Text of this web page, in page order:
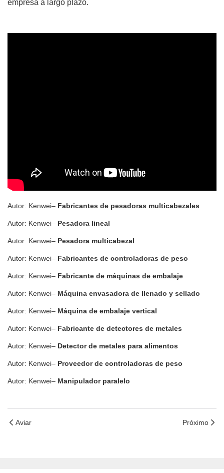
empresa a largo plazo.
Autor: Kenwei– Fabricantes de pesadoras multicabezales
Autor: Kenwei– Pesadora lineal
Autor: Kenwei– Pesadora multicabezal
Autor: Kenwei– Fabricantes de controladoras de peso
Autor: Kenwei– Fabricante de máquinas de embalaje
Autor: Kenwei– Máquina envasadora de llenado y sellado
Autor: Kenwei– Máquina de embalaje vertical
Autor: Kenwei– Fabricante de detectores de metales
Autor: Kenwei– Detector de metales para alimentos
Autor: Kenwei– Proveedor de controladoras de peso
Autor: Kenwei– Manipulador paralelo
Aviar Próximo